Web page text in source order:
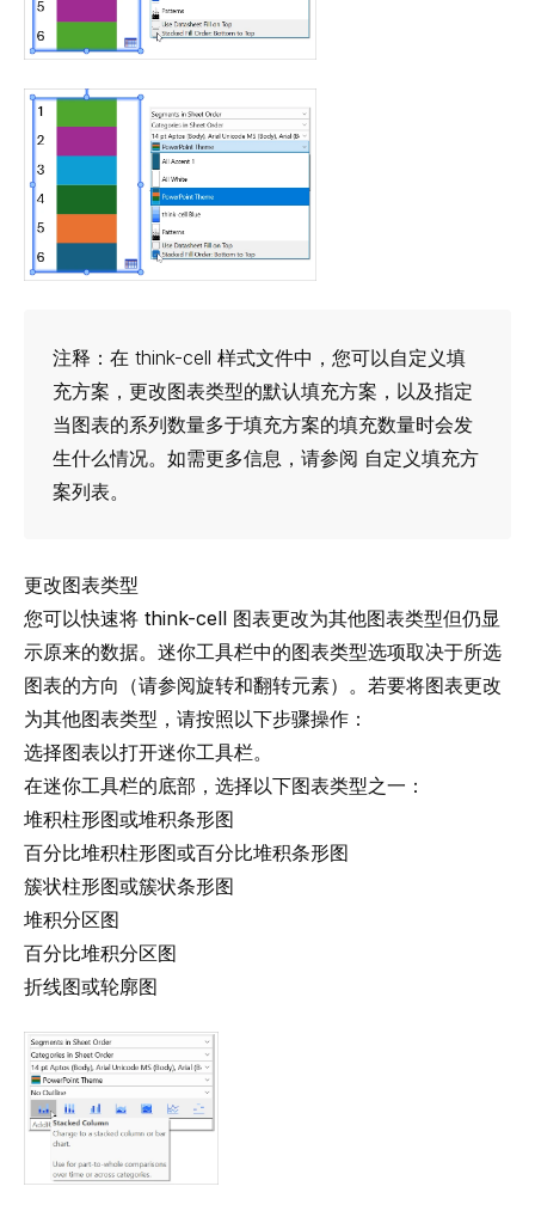
注释： 在 think-cell 样式文件中，您可以自定义填
充方案，更改图表类型的默认填充方案，以及指定
当图表的系列数量多于填充方案的填充数量时会发
生什么情况。如需更多信息，请参阅 自定义填充方
案列表。
更改图表类型
您可以快速将 think-cell 图表更改为其他图表类型但仍显
示原来的数据。迷你工具栏中的图表类型选项取决于所选
图表的方向（请参阅旋转和翻转元素）。若要将图表更改
为其他图表类型，请按照以下步骤操作：
选择图表以打开迷你工具栏。
在迷你工具栏的底部，选择以下图表类型之一：
堆积柱形图或堆积条形图
百分比堆积柱形图或百分比堆积条形图
簇状柱形图或簇状条形图
堆积分区图
百分比堆积分区图
折线图或轮廓图